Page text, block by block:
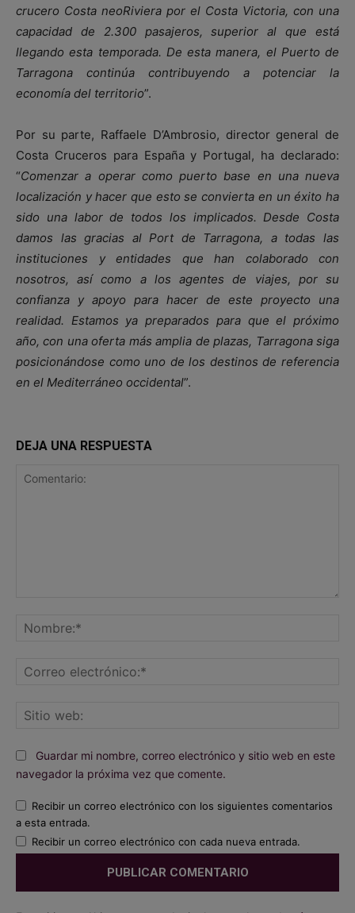
crucero Costa neoRiviera por el Costa Victoria, con una
capacidad de 2.300 pasajeros, superior al que está
llegando esta temporada. De esta manera, el Puerto de
Tarragona continúa contribuyendo a potenciar la
economía del territorio”.
Por su parte, Raffaele D’Ambrosio, director general de
Costa Cruceros para España y Portugal, ha declarado:
“Comenzar a operar como puerto base en una nueva
localización y hacer que esto se convierta en un éxito ha
sido una labor de todos los implicados. Desde Costa
damos las gracias al Port de Tarragona, a todas las
instituciones y entidades que han colaborado con
nosotros, así como a los agentes de viajes, por su
confianza y apoyo para hacer de este proyecto una
realidad. Estamos ya preparados para que el próximo
año, con una oferta más amplia de plazas, Tarragona siga
posicionándose como uno de los destinos de referencia
en el Mediterráneo occidental”.
DEJA UNA RESPUESTA
Guardar mi nombre, correo electrónico y sitio web en este
navegador la próxima vez que comente.
Recibir un correo electrónico con los siguientes comentarios
a esta entrada.
Recibir un correo electrónico con cada nueva entrada.